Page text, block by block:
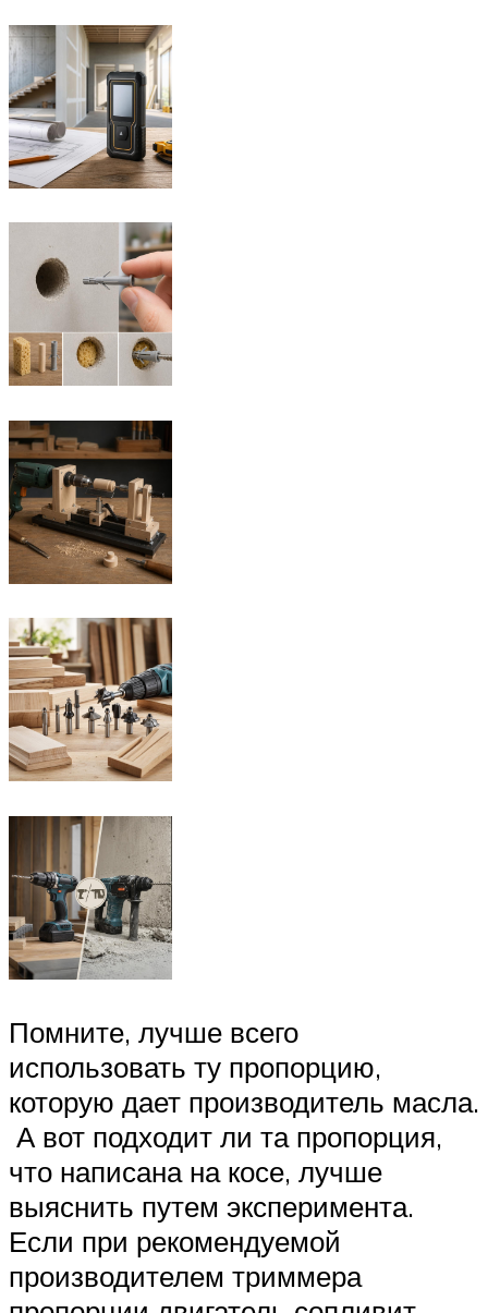
Помните, лучше всего
использовать ту пропорцию,
которую дает производитель масла.
А вот подходит ли та пропорция,
что написана на косе, лучше
выяснить путем эксперимента.
Если при рекомендуемой
производителем триммера